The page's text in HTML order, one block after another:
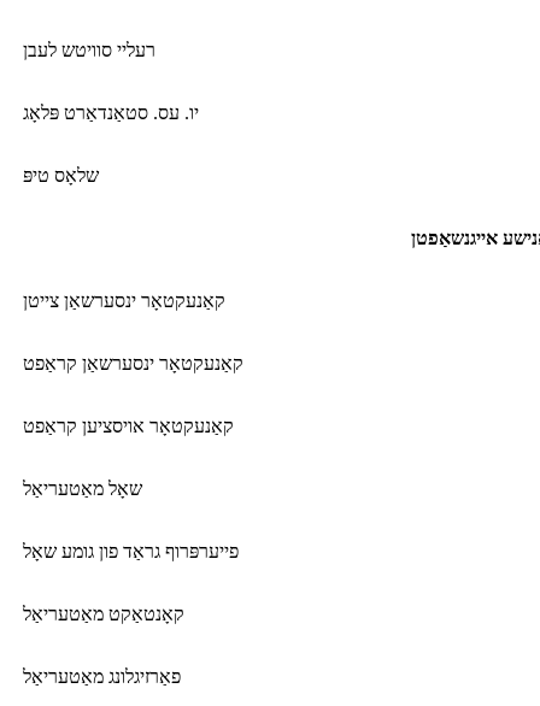
רעליי סוויטש לעבן
יו. עס. סטאַנדאַרט פּלאָג
שלאָס טיפּ
אייגנשאַפטן
קאַנעקטאָר ינסערשאַן צייטן
קאַנעקטאָר ינסערשאַן קראַפט
קאַנעקטאָר אויסציען קראַפט
שאָל מאַטעריאַל
פייערפּרוף גראַד פון גומע שאָל
קאָנטאַקט מאַטעריאַל
פאַרזיגלונג מאַטעריאַל